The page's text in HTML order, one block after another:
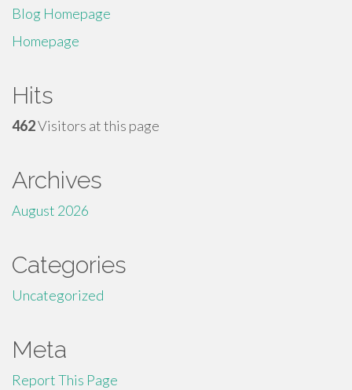
Blog Homepage
Homepage
Hits
462Visitors at this page
Archives
August 2026
Categories
Uncategorized
Meta
Report This Page